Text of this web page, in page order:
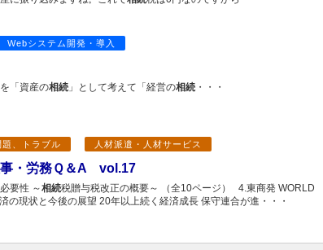
Webシステム開発・導入
「資産の相続 」として考えて「経営の相続 ・・・
題、トラブル 人材派遣・人材サービス
事・労務Ｑ＆A vol.17
要性 ～相続税贈与税改正の概要～ （全10ページ） 4.東商発 WORLD
の現状と今後の展望 20年以上続く経済成長 保守連合が進・・・